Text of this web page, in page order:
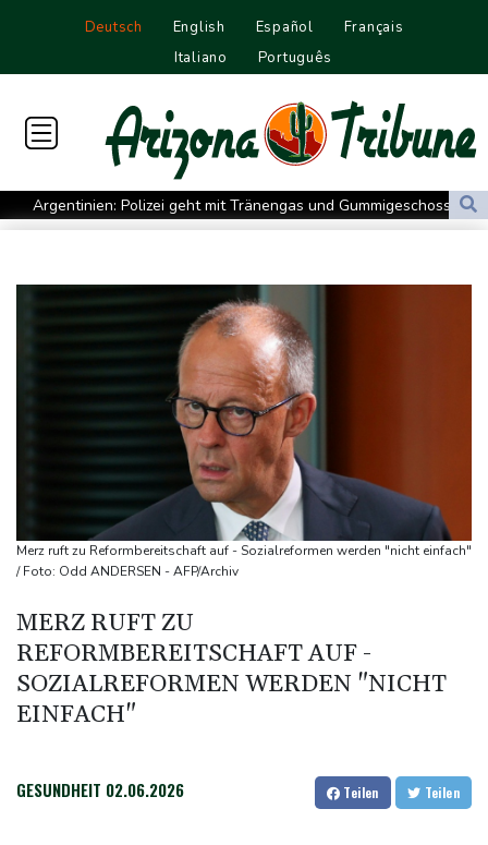
Deutsch English Español
Français
Italiano
Português
Argentinien: Polizei geht mit Tränengas und Gummigeschossen
gegen Proteste vor
Grindel erwartet nahendes Ende der Ära Infantino
Regierung will bei Klimaschutz vorerst nicht nachsteuern - Kritik
der Grünen
Hitze und Niedrigwasser: Städte- und Gemeindebund fordert
"nationalen Kraftakt"
Infantinos Investorenplan: FIFA-Experte fordert Aufarbeitung
Biathlon-Olympiasieger Jacquelin wird Teilzeit-Radprofi
Kircher: VAR nicht "zu kleinteilig" einsetzen
Kreise: Türkei will mit Pakistan und Saudi-Arabien
Verteidigungspakt schließen
Bundesanwaltschaft übernimmt Ermittlungen
Merz ruft zu Reformbereitschaft auf - Sozialreformen werden "nicht einfach"
/ Foto: Odd ANDERSEN - AFP/Archiv
MERZ RUFT ZU
REFORMBEREITSCHAFT AUF -
SOZIALREFORMEN WERDEN "NICHT
EINFACH"
GESUNDHEIT 02.06.2026 Teilen Teilen